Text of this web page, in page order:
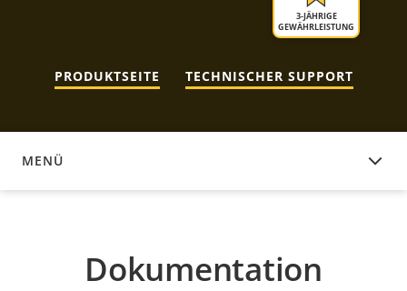
3-JÄHRIGE
GEWÄHRLEISTUNG
PRODUKTSEITE TECHNISCHER SUPPORT
MENÜ
DOKUMENTATION
Dokumentation